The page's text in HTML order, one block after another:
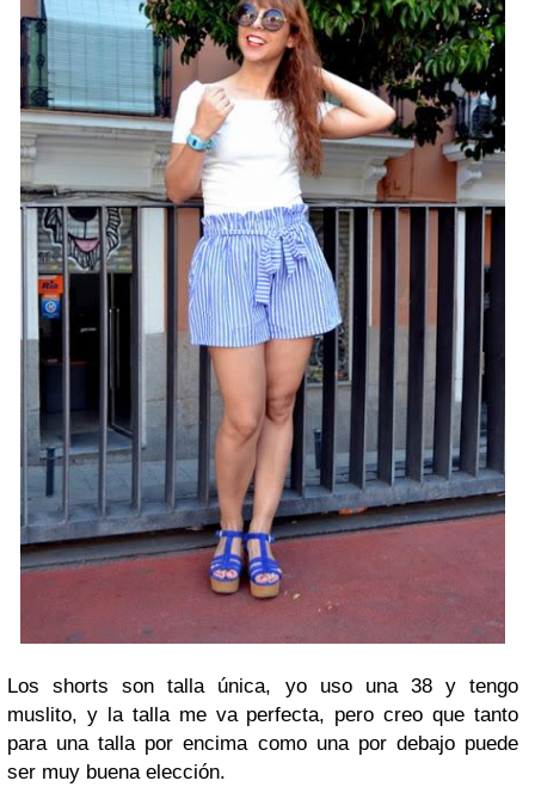
Los shorts son talla única, yo uso una 38 y tengo
muslito, y la talla me va perfecta, pero creo que tanto
para una talla por encima como una por debajo puede
ser muy buena elección.